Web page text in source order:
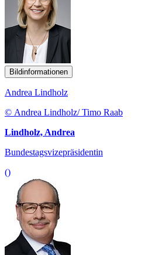
Bildinformationen
Andrea Lindholz
© Andrea Lindholz/ Timo Raab
Lindholz, Andrea
Bundestagsvizepräsidentin
()